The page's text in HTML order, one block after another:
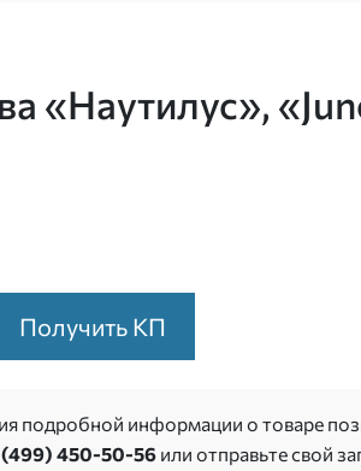
«Наутилус»,
Получить КП
подробной информации о товаре
(499) 450-50-56 или отправьте свой